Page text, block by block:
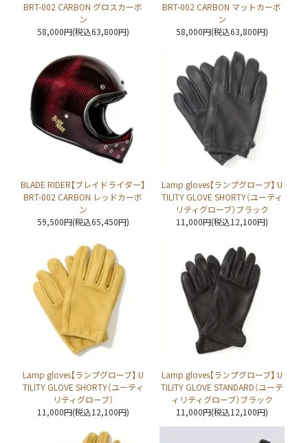
BRT-002 CARBON グロスカーボ
ン
58,000円(税込63,800円)
BRT-002 CARBON マットカーボ
ン
58,000円(税込63,800円)
BLADE RIDER【ブレイドライダー】
BRT-002 CARBON レッドカーボ
ン
59,500円(税込65,450円)
Lamp gloves【ランプグローブ】 U
TILITY GLOVE SHORTY（ユーティ
リティグローブ）ブラック
11,000円(税込12,100円)
Lamp gloves【ランプグローブ】 U
TILITY GLOVE SHORTY（ユーティ
リティグローブ）
11,000円(税込12,100円)
Lamp gloves【ランプグローブ】 U
TILITY GLOVE STANDARD（ユーテ
ィリティグローブ）ブラック
11,000円(税込12,100円)